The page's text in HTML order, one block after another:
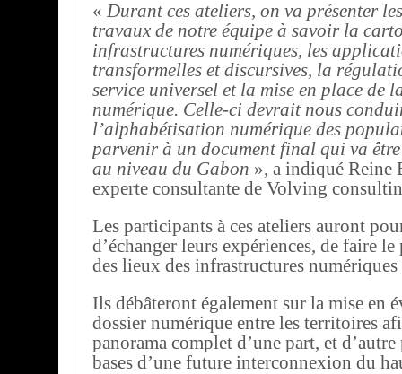
« Durant ces ateliers, on va présenter
travaux de notre équipe à savoir la
infrastructures numériques, les
transformelles et discursives, la
service universel et la mise en place de
numérique. Celle-ci devrait nous
l’alphabétisation numérique des
parvenir à un document final qui va
au niveau du Gabon », a indiqué Reine
experte consultante de Volving
Les participants à ces ateliers auront
d’échanger leurs expériences, de faire
des lieux des infrastructures numériques
Ils débâteront également sur la mise en
dossier numérique entre les territoires
panorama complet d’une part, et
bases d’une future interconnexion du